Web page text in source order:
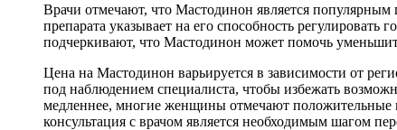
Врачи отмечают, что Мастодинон является
препарата указывает на его способность
подчеркивают, что Мастодинон может помочь
Цена на Мастодинон варьируется в зависимости от
под наблюдением специалиста, чтобы избежать
медленнее, многие женщины отмечают положительные
консультация с врачом является необходимым шагом